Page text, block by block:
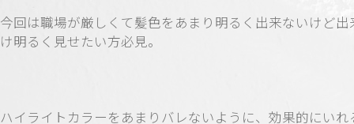
今回は職場が厳しくて髪色をあまり明るく出来ないけど出
け明るく見せたい方必見。
ハイライトカラーをあまりバレないように、効果的にいれ